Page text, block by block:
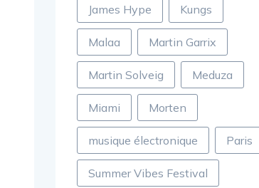
James Hype Kungs
Malaa Martin Garrix
Martin Solveig Meduza
Miami Morten
musique électronique Paris
Summer Vibes Festival